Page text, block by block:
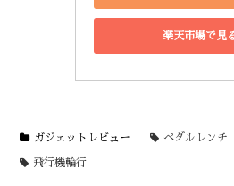
楽天市場で見
ガジェットレビュー ペダルレンチ
飛行機輪行